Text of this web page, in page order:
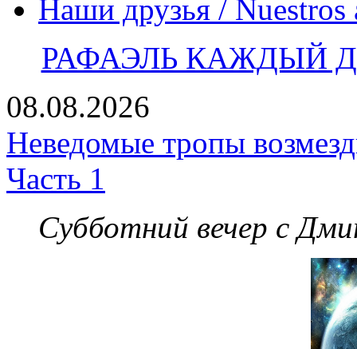
Наши друзья / Nuestros
РАФАЭЛЬ КАЖДЫЙ
08.08.2026
Неведомые тропы
Часть 1
Субботний вечер с